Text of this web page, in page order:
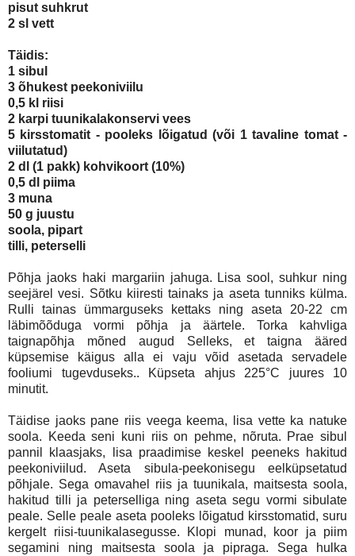
pisut suhkrut
2 sl vett
Täidis:
1 sibul
3 õhukest peekoniviilu
0,5 kl riisi
2 karpi tuunikalakonservi vees
5 kirsstomatit - pooleks lõigatud (või 1 tavaline tomat -
viilutatud)
2 dl (1 pakk) kohvikoort (10%)
0,5 dl piima
3 muna
50 g juustu
soola, pipart
tilli, peterselli
Põhja jaoks haki margariin jahuga. Lisa sool, suhkur ning
seejärel vesi. Sõtku kiiresti tainaks ja aseta tunniks külma.
Rulli tainas ümmarguseks kettaks ning aseta 20-22 cm
läbimõõduga vormi põhja ja äärtele. Torka kahvliga
taignapõhja mõned augud Selleks, et taigna ääred
küpsemise käigus alla ei vaju võid asetada servadele
fooliumi tugevduseks.. Küpseta ahjus 225°C juures 10
minutit.
Täidise jaoks pane riis veega keema, lisa vette ka natuke
soola. Keeda seni kuni riis on pehme, nõruta. Prae sibul
pannil klaasjaks, lisa praadimise keskel peeneks hakitud
peekoniviilud. Aseta sibula-peekonisegu eelküpsetatud
põhjale. Sega omavahel riis ja tuunikala, maitsesta soola,
hakitud tilli ja peterselliga ning aseta segu vormi sibulate
peale. Selle peale aseta pooleks lõigatud kirsstomatid, suru
kergelt riisi-tuunikalasegusse. Klopi munad, koor ja piim
segamini ning maitsesta soola ja pipraga. Sega hulka